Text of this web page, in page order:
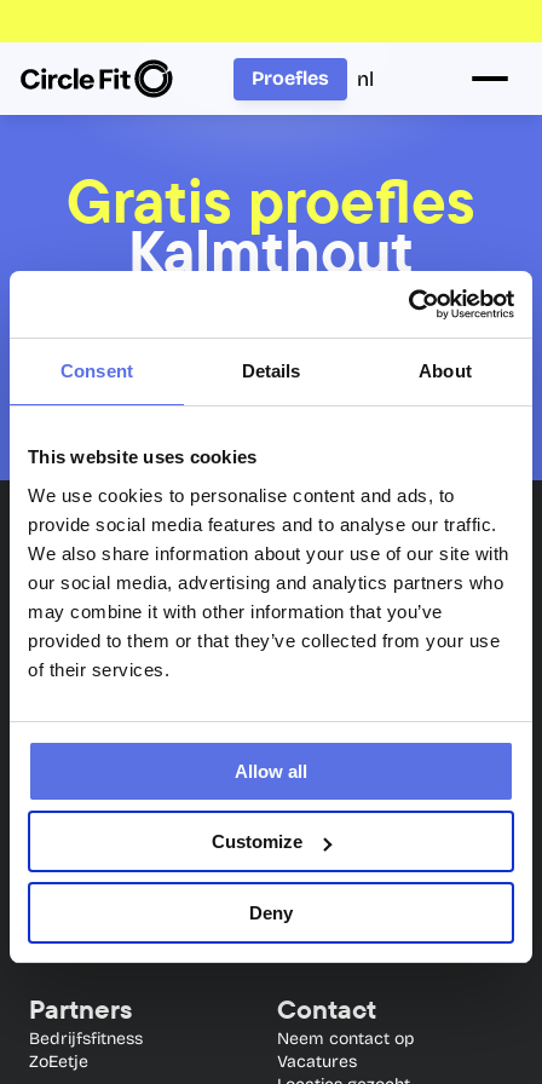
Consent Details About
This website uses cookies
We use cookies to personalise content and ads, to
provide social media features and to analyse our traffic.
We also share information about your use of our site with
our social media, advertising and analytics partners who
may combine it with other information that you’ve
provided to them or that they’ve collected from your use
of their services.
Allow all
Customize
Deny
nl
Proefles
Gratis proefles
Kalmthout
Wil je met meerdere personen komen? Boek
Circle Fit
Circuittraining
Samen sporten (4 weken
gratis)
Veelgestelde vragen
Blog
App
Partners
Bedrijfsfitness
ZoEetje
Contact
Neem contact op
Vacatures